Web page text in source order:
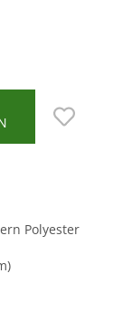
Polyester